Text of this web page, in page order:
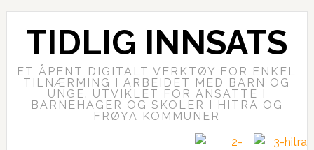
TIDLIG INNSATS
ET ÅPENT DIGITALT VERKTØY FOR ENKEL
TILNÆRMING I ARBEIDET MED BARN OG
UNGE. UTVIKLET FOR ANSATTE I
BARNEHAGER OG SKOLER I HITRA OG
FRØYA KOMMUNER